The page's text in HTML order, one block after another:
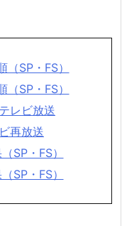
SP・FS）
SP・FS）
レビ放送
再放送
SP・FS）
SP・FS）